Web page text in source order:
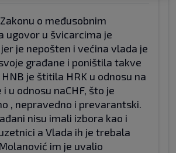
o međusobnim
ugovor u švicarcima je
je nepošten i većina vlada je
građane i poništila takve
je štitila HRK u odnosu na
i u odnosu naCHF, što je
, nepravedno i prevarantski.
nisu imali izbora kao i
a Vlada ih je trebala
im je uvalio